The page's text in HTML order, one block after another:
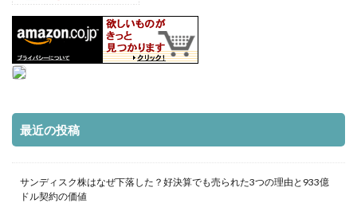
最近の投稿
サンディスク株はなぜ下落した？好決算でも売られた3つの理由と933億
ドル契約の価値